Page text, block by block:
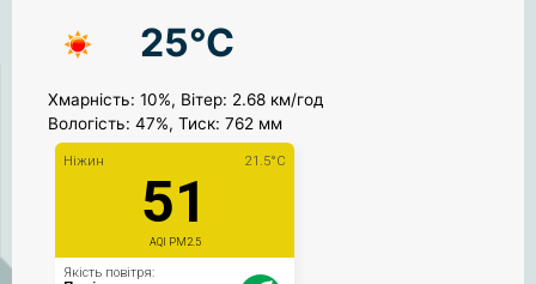
25°C
Хмарність: 10%, Вітер: 2.68 км/год
Вологість: 47%, Тиск: 762 мм